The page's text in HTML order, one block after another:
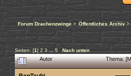
Forum Drachenzwinge > Öffentliches Archiv>
Seiten: [1] 2 3 ... 5 Nach unten
Autor Thema: